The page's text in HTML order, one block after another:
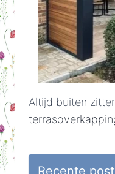
Altijd buiten
Recente